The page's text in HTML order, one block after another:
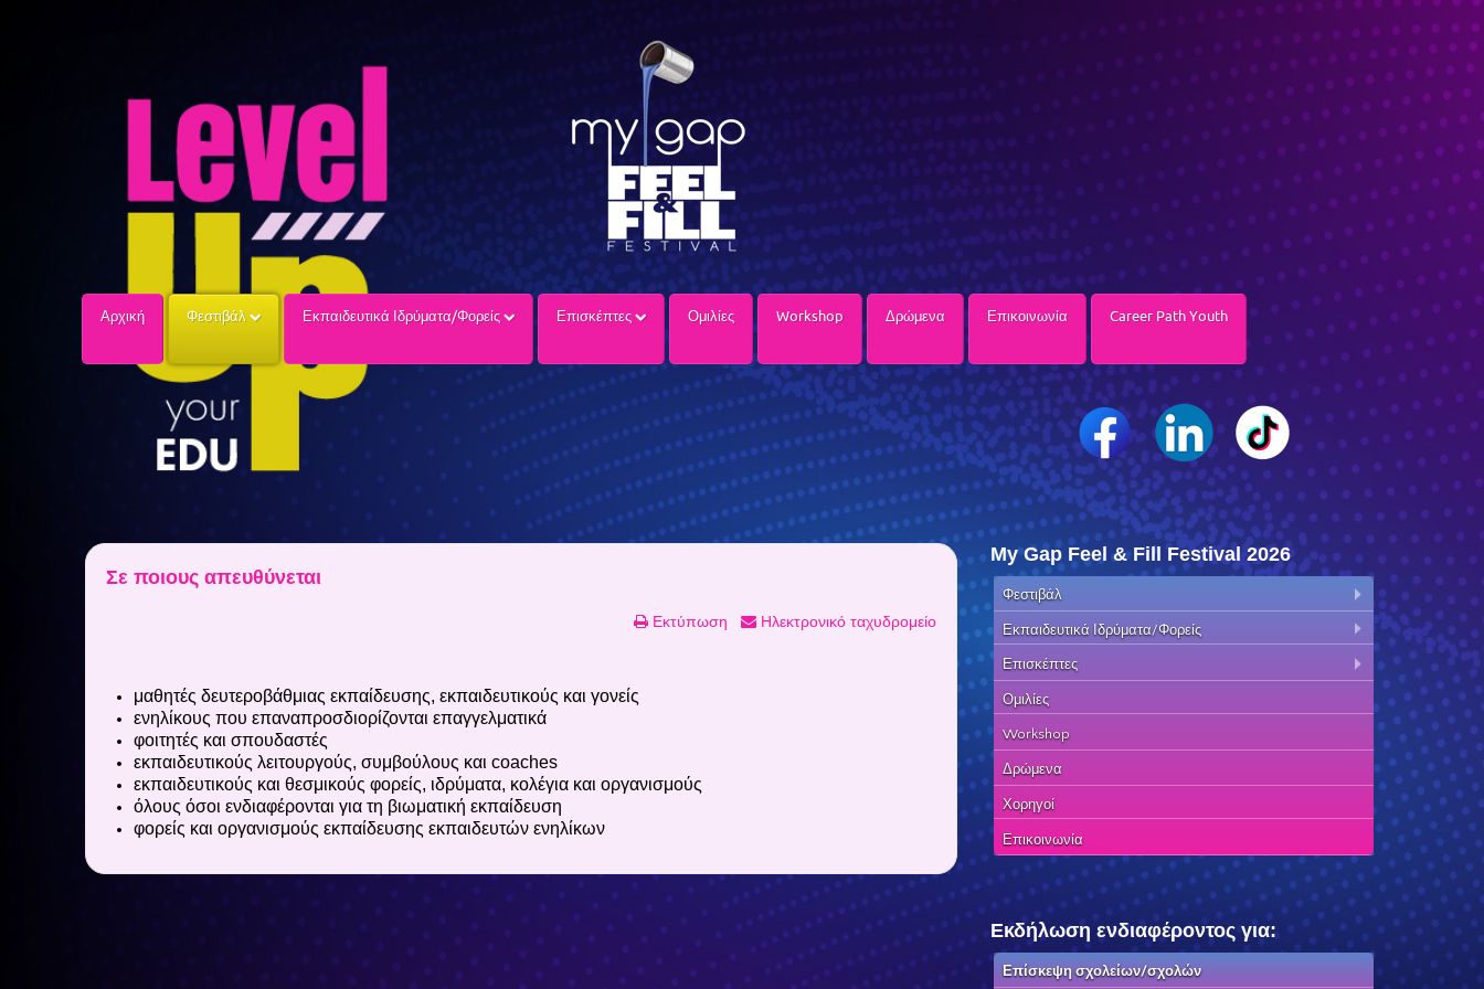
Αρχική Φεστιβάλ Εκπαιδευτικά Ιδρύματα/Φορείς Επισκέπτες Ομιλίες Workshop Δρώμενα Επικοινωνία Career Path Youth
Σε ποιους απευθύνεται
Εκτύπωση Ηλεκτρονικό ταχυδρομείο
μαθητές δευτεροβάθμιας εκπαίδευσης, εκπαιδευτικούς και γονείς
ενηλίκους που επαναπροσδιορίζονται επαγγελματικά
φοιτητές και σπουδαστές
εκπαιδευτικούς λειτουργούς, συμβούλους και coaches
εκπαιδευτικούς και θεσμικούς φορείς, ιδρύματα, κολέγια και οργανισμούς
όλους όσοι ενδιαφέρονται για τη βιωματική εκπαίδευση
φορείς και οργανισμούς εκπαίδευσης εκπαιδευτών ενηλίκων
My Gap Feel & Fill Festival 2026
Φεστιβάλ
Εκπαιδευτικά Ιδρύματα/Φορείς
Επισκέπτες
Ομιλίες
Workshop
Δρώμενα
Χορηγοί
Επικοινωνία
Εκδήλωση ενδιαφέροντος για:
Επίσκεψη σχολείων/σχολών